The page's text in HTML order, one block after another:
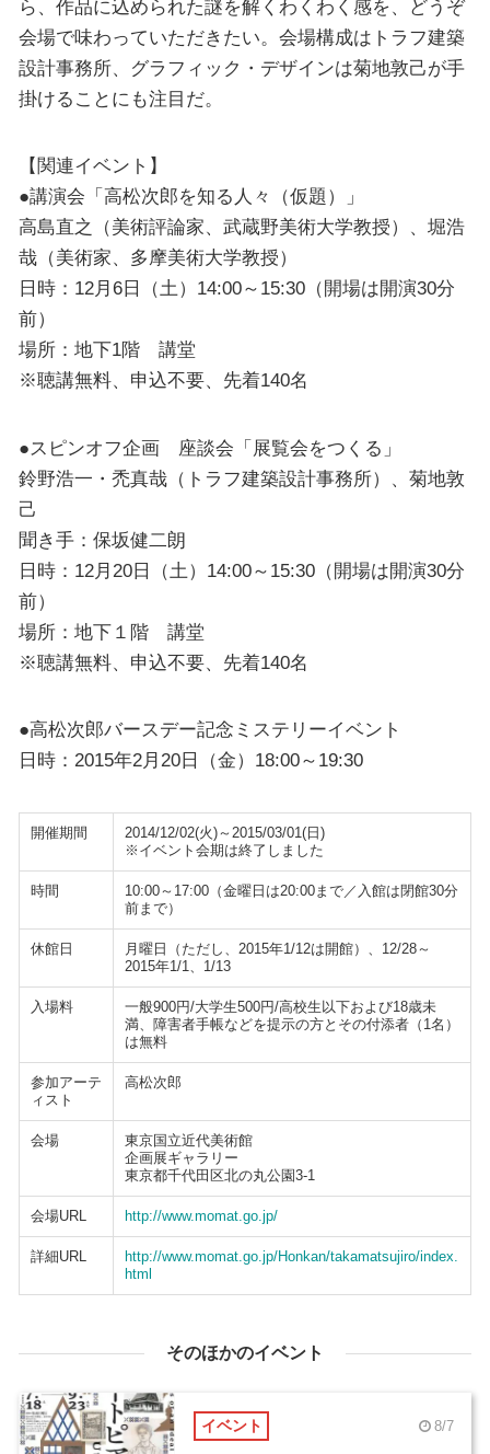
ら、作品に込められた謎を解くわくわく感を、どうぞ
会場で味わっていただきたい。会場構成はトラフ建築
設計事務所、グラフィック・デザインは菊地敦己が手
掛けることにも注目だ。
【関連イベント】
●講演会「高松次郎を知る人々（仮題）」
高島直之（美術評論家、武蔵野美術大学教授）、堀浩
哉（美術家、多摩美術大学教授）
日時：12月6日（土）14:00～15:30（開場は開演30分
前）
場所：地下1階 講堂
※聴講無料、申込不要、先着140名
●スピンオフ企画 座談会「展覧会をつくる」
鈴野浩一・禿真哉（トラフ建築設計事務所）、菊地敦
己
聞き手：保坂健二朗
日時：12月20日（土）14:00～15:30（開場は開演30分
前）
場所：地下１階 講堂
※聴講無料、申込不要、先着140名
●高松次郎バースデー記念ミステリーイベント
日時：2015年2月20日（金）18:00～19:30
開催期間
2014/12/02(火)～2015/03/01(日)
※イベント会期は終了しました
時間
10:00～17:00（金曜日は20:00まで／入館は閉館30分
前まで）
休館日
月曜日（ただし、2015年1/12は開館）、12/28～
2015年1/1、1/13
入場料
一般900円/大学生500円/高校生以下および18歳未
満、障害者手帳などを提示の方とその付添者（1名）
は無料
参加アーテ
ィスト
高松次郎
会場
東京国立近代美術館
企画展ギャラリー
東京都千代田区北の丸公園3-1
会場URL http://www.momat.go.jp/
詳細URL
http://www.momat.go.jp/Honkan/takamatsujiro/index.
html
そのほかのイベント
イベント 8/7